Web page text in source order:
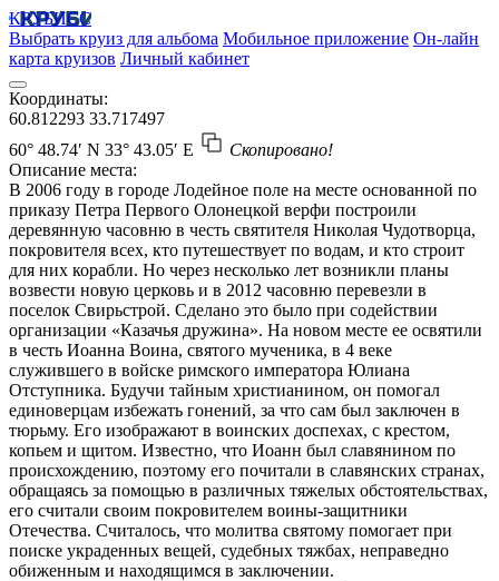
КРУБИСС
Выбрать круиз для альбома Мобильное приложение Он-лайн
карта круизов Личный кабинет
Координаты:
60.812293 33.717497
60° 48.74′ N 33° 43.05′ E
Скопировано!
Описание места:
В 2006 году в городе Лодейное поле на месте основанной по
приказу Петра Первого Олонецкой верфи построили
деревянную часовню в честь святителя Николая Чудотворца,
покровителя всех, кто путешествует по водам, и кто строит
для них корабли. Но через несколько лет возникли планы
возвести новую церковь и в 2012 часовню перевезли в
поселок Свирьстрой. Сделано это было при содействии
организации «Казачья дружина». На новом месте ее освятили
в честь Иоанна Воина, святого мученика, в 4 веке
служившего в войске римского императора Юлиана
Отступника. Будучи тайным христианином, он помогал
единоверцам избежать гонений, за что сам был заключен в
тюрьму. Его изображают в воинских доспехах, с крестом,
копьем и щитом. Известно, что Иоанн был славянином по
происхождению, поэтому его почитали в славянских странах,
обращаясь за помощью в различных тяжелых обстоятельствах,
его считали своим покровителем воины-защитники
Отечества. Считалось, что молитва святому помогает при
поиске украденных вещей, судебных тяжбах, неправедно
обиженным и находящимся в заключении.